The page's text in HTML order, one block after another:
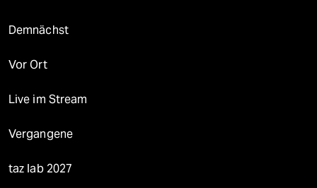
Demnächst
Vor Ort
Live im Stream
Vergangene
taz lab 2027